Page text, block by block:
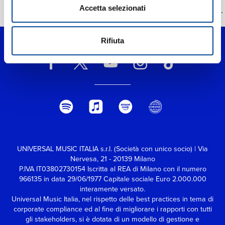
Accetta selezionati
Rifiuta
Prokofiev: 12 Movements From Romeo And Juliet,
UNIVERSAL MUSIC ITALIA s.r.l. (Società con unico socio) | Via
Nervesa, 21 - 20139 Milano
P.IVA IT03802730154 Iscritta al REA di Milano con il numero
966135 in data 29/06/1977Capitale sociale Euro 2.000.000
interamente versato.
Universal Music Italia, nel rispetto delle best practices in tema di
corporate compliance ed al fine di migliorare i rapporti con tutti
gli stakeholders,si è dotata di un modello di gestione e